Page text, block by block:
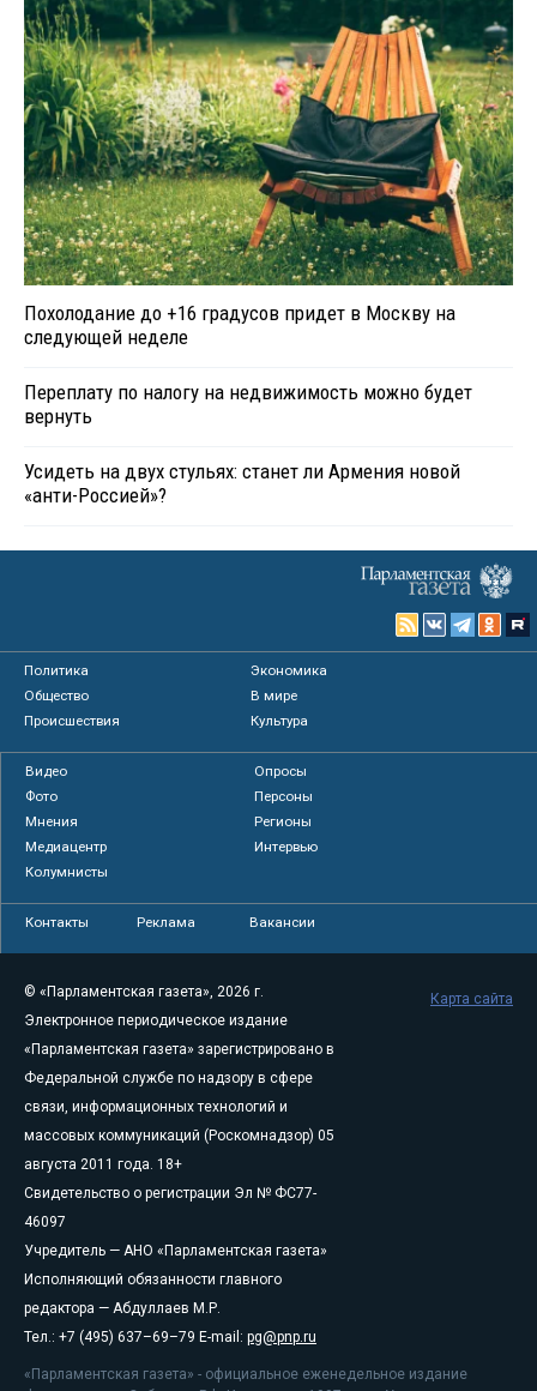
Похолодание до +16 градусов придет в Москву на
следующей неделе
Переплату по налогу на недвижимость можно будет
вернуть
Усидеть на двух стульях: станет ли Армения новой
«анти-Россией»?
Политика
Экономика
Общество
В мире
Происшествия
Культура
Видео
Опросы
Фото
Персоны
Мнения
Регионы
Медиацентр
Интервью
Колумнисты
Контакты Реклама Вакансии
© «Парламентская газета», 2026 г.
Электронное периодическое издание
«Парламентская газета» зарегистрировано в
Федеральной службе по надзору в сфере
связи, информационных технологий и
массовых коммуникаций (Роскомнадзор) 05
августа 2011 года. 18+
Свидетельство о регистрации Эл № ФС77-
46097
Учредитель — АНО «Парламентская газета»
Исполняющий обязанности главного
редактора — Абдуллаев М.Р.
Тел.: +7 (495) 637–69–79 E-mail: pg@pnp.ru
«Парламентская газета» - официальное еженедельное издание
Карта сайта